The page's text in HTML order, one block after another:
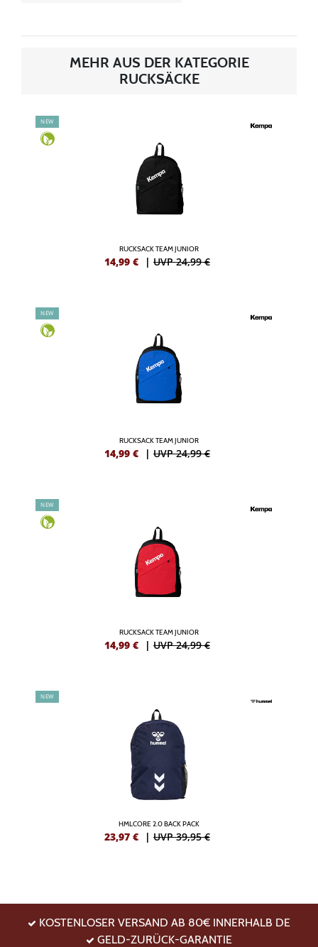
MEHR AUS DER KATEGORIE
RUCKSÄCKE
NEW
RUCKSACK TEAM JUNIOR
14,99 € | UVP 24,99 €
NEW
RUCKSACK TEAM JUNIOR
14,99 € | UVP 24,99 €
NEW
RUCKSACK TEAM JUNIOR
14,99 € | UVP 24,99 €
NEW
HMLCORE 2.0 BACK PACK
23,97 € | UVP 39,95 €
KOSTENLOSER VERSAND AB 80€ INNERHALB DE
GELD-ZURÜCK-GARANTIE